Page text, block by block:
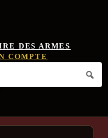
DES ARMES
COMPTE